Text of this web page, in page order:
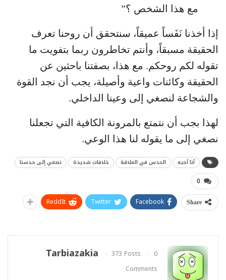
مع هذا الشخص ؟”
إذا أخذنا نَفَساً عميقاً، سنتحقق أن روحنا تعرف
الحقيقة مسبقاً، وأنتم تخاطرون ربما بتفويت ما
تقوله لكم روحكم. مع هذا، بصفتنا باحثين عن
الحقيقة وكائنات واعية وأصيلة، يجب أن نجد القوة
والشجاعة لنصغي إلى وعينا الداخلي.
لهذا بجب أن نتمتع بالمرونة الكافية التي تجعلنا
نصغي إلى ما يقوله لنا هذا الوعي.
أنا أحبه الحدس في العلاقة خلافات شديدة نصغي إلى حدسنا
0
Share
Facebook
Twitter
ReddIt
Tarbiazakia 373 Posts
0
Comments